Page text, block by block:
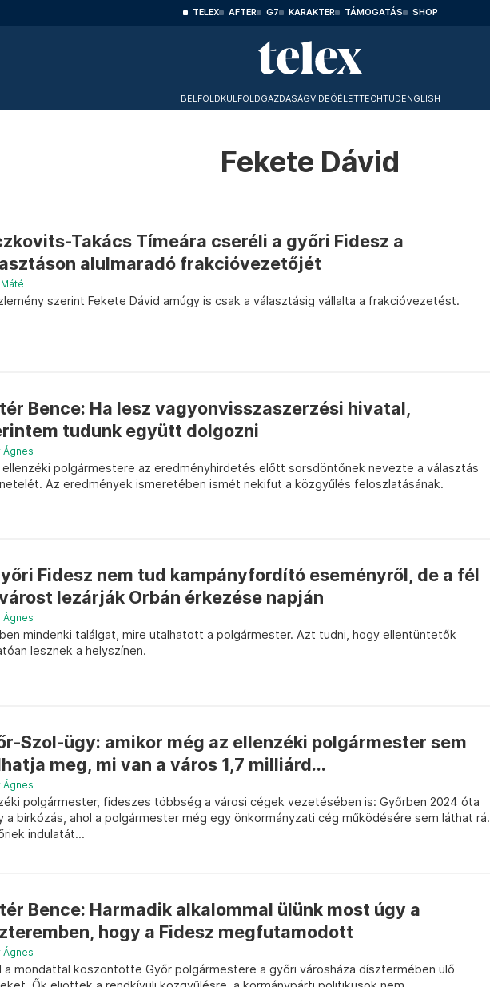
TELEX AFTER G7 KARAKTER TÁMOGATÁS SHOP
BELFÖLDKÜLFÖLDGAZDASÁGVIDEÓÉLETTECHTUDENGLISH
Fekete Dávid
Takács Tímeára cseréli a győri Fidesz a
alulmaradó frakcióvezetőjét
szerint Fekete Dávid amúgy is csak a választásig vállalta a frakcióvezetést.
Bence: Ha lesz vagyonvisszaszerzési hivatal,
tudunk együtt dolgozni
Ágnes
ellenzéki polgármestere az eredményhirdetés előtt sorsdöntőnek nevezte a választás
Az eredmények ismeretében ismét nekifut a közgyűlés feloszlatásának.
Fidesz nem tud kampányfordító eseményről, de a fél
lezárják Orbán érkezése napján
Ágnes
mindenki találgat, mire utalhatott a polgármester. Azt tudni, hogy ellentüntetők
lesznek a helyszínen.
Szol-ügy: amikor még az ellenzéki polgármester sem
meg, mi van a város 1,7 milliárd...
Ágnes
polgármester, fideszes többség a városi cégek vezetésében is: Győrben 2024 óta
a birkózás, ahol a polgármester még egy önkormányzati cég működésére sem láthat rá.
indulatát...
Bence: Harmadik alkalommal ülünk most úgy a
hogy a Fidesz megfutamodott
Ágnes
a mondattal köszöntötte Győr polgármestere a győri városháza dísztermében ülő